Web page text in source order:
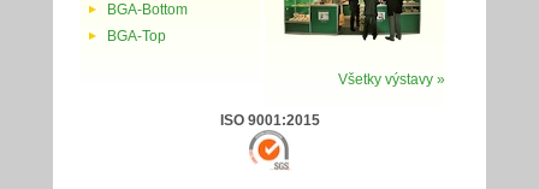
BGA-Bottom
BGA-Top
Všetky výstavy »
ISO 9001:2015